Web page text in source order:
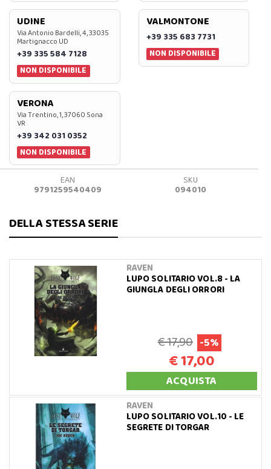
UDINE
Via Antonio Bardelli, 4, 33035
Martignacco UD
+39 335 584 7128
NON DISPONIBILE
VALMONTONE
+39 335 683 7731
NON DISPONIBILE
VERONA
Via Trentino, 1, 37060 Sona
VR
+39 342 031 0352
NON DISPONIBILE
EAN
9791259540409
SKU
094010
DELLA STESSA SERIE
RAVEN
LUPO SOLITARIO VOL.8 - LA
GIUNGLA DEGLI ORRORI
€ 17,90 -5%
€ 17,00
ACQUISTA
RAVEN
LUPO SOLITARIO VOL.10 - LE
SEGRETE DI TORGAR